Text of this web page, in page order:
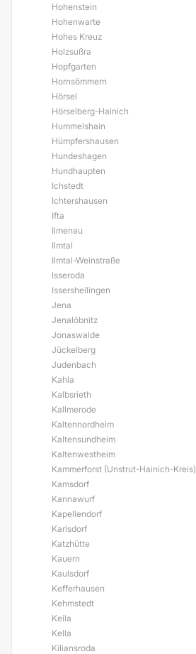
Hohenstein
Hohenwarte
Hohes Kreuz
Holzsußra
Hopfgarten
Hornsömmern
Hörsel
Hörselberg-Hainich
Hummelshain
Hümpfershausen
Hundeshagen
Hundhaupten
Ichstedt
Ichtershausen
Ifta
Ilmenau
Ilmtal
Ilmtal-Weinstraße
Isseroda
Issersheilingen
Jena
Jenalöbnitz
Jonaswalde
Jückelberg
Judenbach
Kahla
Kalbsrieth
Kallmerode
Kaltennordheim
Kaltensundheim
Kaltenwestheim
Kammerforst (Unstrut-Hainich-Kreis)
Kamsdorf
Kannawurf
Kapellendorf
Karlsdorf
Katzhütte
Kauern
Kaulsdorf
Kefferhausen
Kehmstedt
Keila
Kella
Kiliansroda